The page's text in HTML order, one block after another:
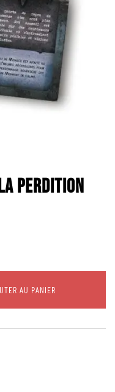
PERDITION
AU PANIER